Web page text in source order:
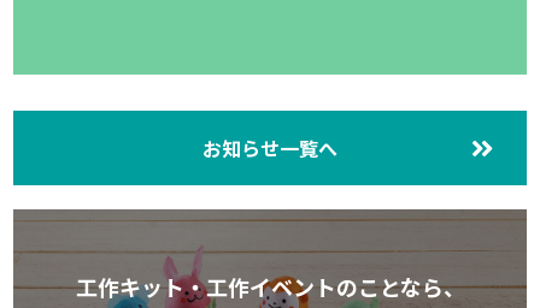
お知らせ一覧へ
工作キット・工作イベントのことなら、